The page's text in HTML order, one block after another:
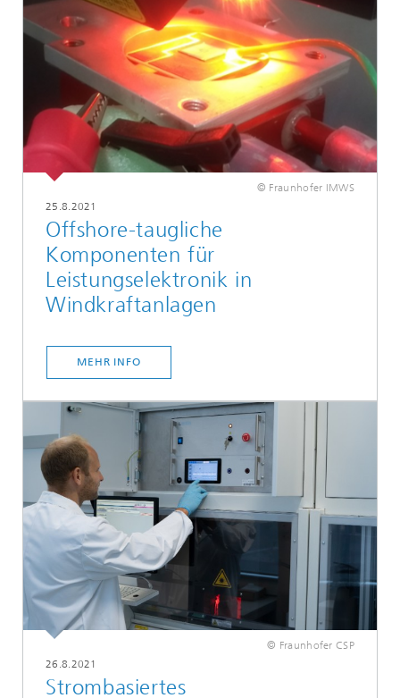
© Fraunhofer IMWS
25.8.2021
Offshore-taugliche
Komponenten für
Leistungselektronik in
Windkraftanlagen
MEHR INFO
© Fraunhofer CSP
26.8.2021
Strombasiertes